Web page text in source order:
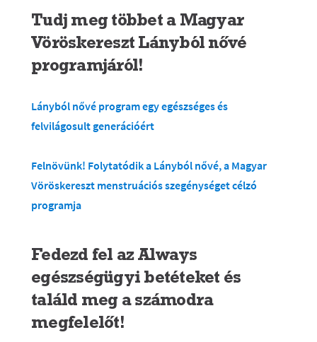
Tudj meg többet a Magyar
Vöröskereszt Lányból nővé
programjáról!
Lányból nővé program egy egészséges és
felvilágosult generációért
Felnövünk! Folytatódik a Lányból nővé, a Magyar
Vöröskereszt menstruációs szegénységet célzó
programja
Fedezd fel az Always
egészségügyi betéteket és
találd meg a számodra
megfelelőt!